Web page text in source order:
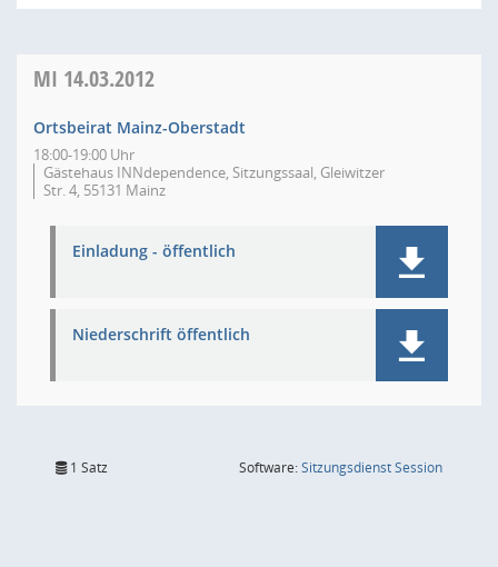
MI 14.03.2012
Ortsbeirat Mainz-Oberstadt
18:00-19:00 Uhr
Gästehaus INNdependence, Sitzungssaal, Gleiwitzer
Str. 4, 55131 Mainz
Einladung - öffentlich
Niederschrift öffentlich
1 Satz Software:SitzungsdienstSession(Wird in